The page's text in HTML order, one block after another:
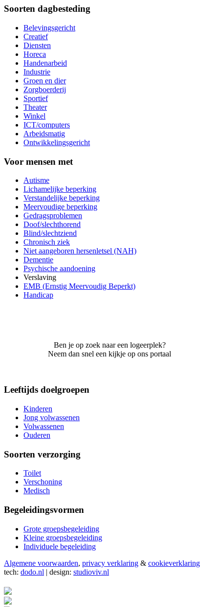
Soorten dagbesteding
Belevingsgericht
Creatief
Diensten
Horeca
Handenarbeid
Industrie
Groen en dier
Zorgboerderij
Sportief
Theater
Winkel
ICT/computers
Arbeidsmatig
Ontwikkelingsgericht
Voor mensen met
Autisme
Lichamelijke beperking
Verstandelijke beperking
Meervoudige beperking
Gedragsproblemen
Doof/slechthorend
Blind/slechtziend
Chronisch ziek
Niet aangeboren hersenletsel (NAH)
Dementie
Psychische aandoening
Verslaving
EMB (Ernstig Meervoudig Beperkt)
Handicap
Ben je op zoek naar een logeerplek?
Neem dan snel een kijkje op ons portaal
Leeftijds doelgroepen
Kinderen
Jong volwassenen
Volwassenen
Ouderen
Soorten verzorging
Toilet
Verschoning
Medisch
Begeleidingsvormen
Grote groepsbegeleiding
Kleine groepsbegeleiding
Individuele begeleiding
Algemene voorwaarden, privacy verklaring & cookieverklaring
tech: dodo.nl | design: studioviv.nl